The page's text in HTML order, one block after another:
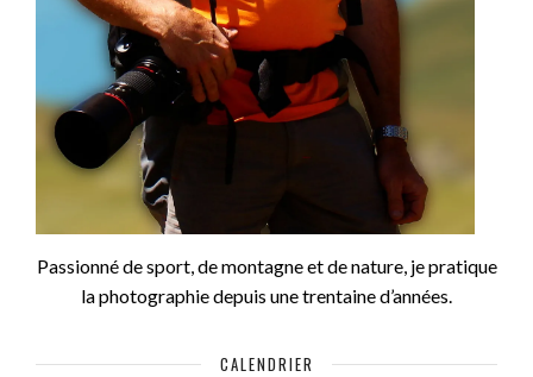
Passionné de sport, de montagne et de nature, je pratique
la photographie depuis une trentaine d’années.
CALENDRIER